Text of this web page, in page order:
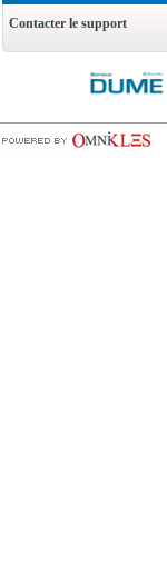
Contacter le support